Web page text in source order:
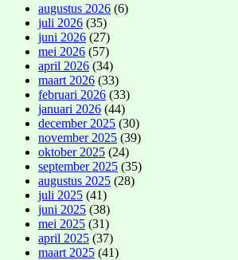
augustus 2026 (6)
juli 2026 (35)
juni 2026 (27)
mei 2026 (57)
april 2026 (34)
maart 2026 (33)
februari 2026 (33)
januari 2026 (44)
december 2025 (30)
november 2025 (39)
oktober 2025 (24)
september 2025 (35)
augustus 2025 (28)
juli 2025 (41)
juni 2025 (38)
mei 2025 (31)
april 2025 (37)
maart 2025 (41)